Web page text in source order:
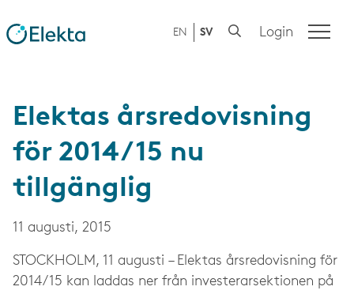
EN SV Login
Elektas årsredovisning
för 2014/15 nu
tillgänglig
11 augusti, 2015
STOCKHOLM, 11 augusti – Elektas årsredovisning för
2014/15 kan laddas ner från investerarsektionen på